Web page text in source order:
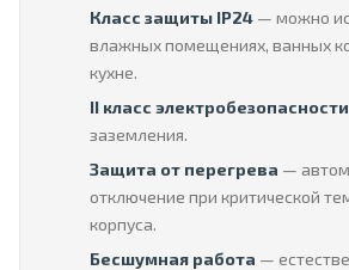
Класс защиты IP24 — можно
влажных помещениях, ванных
кухне.
II класс электробезопасности
заземления.
Защита от перегрева —
отключение при критической
корпуса.
Бесшумная работа —